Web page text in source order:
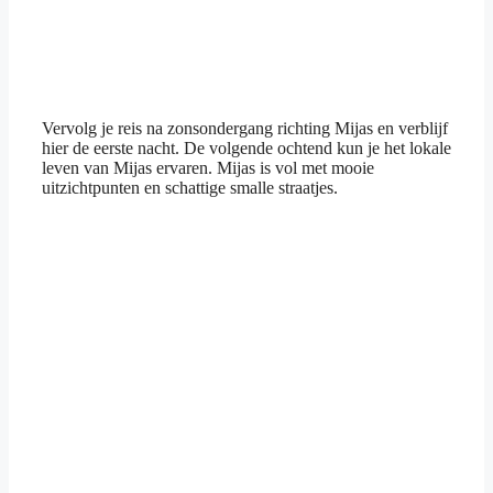
Vervolg je reis na zonsondergang richting Mijas en verblijf
hier de eerste nacht. De volgende ochtend kun je het lokale
leven van Mijas ervaren. Mijas is vol met mooie
uitzichtpunten en schattige smalle straatjes.